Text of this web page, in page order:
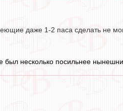
даже 1-2 паса сделать не
был несколько посильнее